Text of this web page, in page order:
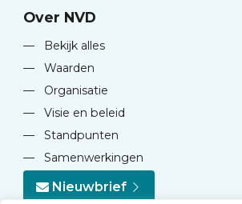
Over NVD
—
Bekijk alles
—
Waarden
—
Organisatie
—
Visie en beleid
—
Standpunten
—
Samenwerkingen
Nieuwbrief